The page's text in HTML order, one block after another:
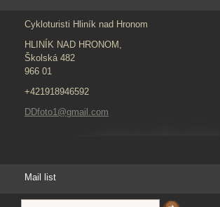
Cykloturisti Hliník nad Hronom
HLINÍK NAD HRONOM,
Školská 482
966 01
+421918946592
DDfoto1@gmail.com
Mail list